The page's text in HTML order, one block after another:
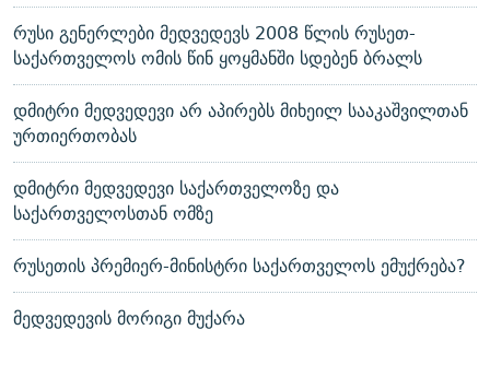
რუსი გენერლები მედვედევს 2008 წლის რუსეთ-
საქართველოს ომის წინ ყოყმანში სდებენ ბრალს
დმიტრი მედვედევი არ აპირებს მიხეილ სააკაშვილთან
ურთიერთობას
დმიტრი მედვედევი საქართველოზე და
საქართველოსთან ომზე
რუსეთის პრემიერ-მინისტრი საქართველოს ემუქრება?
მედვედევის მორიგი მუქარა